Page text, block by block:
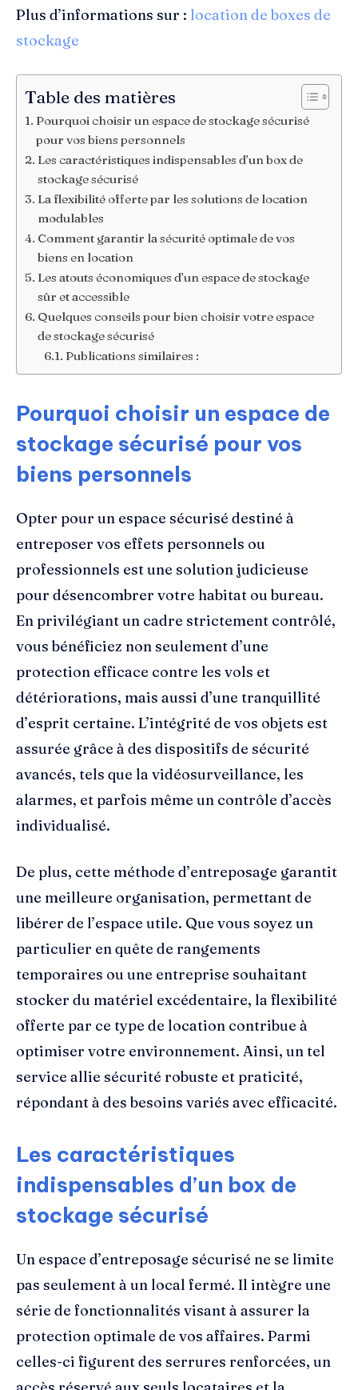
Plus d’informations sur : location de boxes de
stockage
Table des matières
Pourquoi choisir un espace de stockage sécurisé
pour vos biens personnels
Les caractéristiques indispensables d’un box de
stockage sécurisé
La flexibilité offerte par les solutions de location
modulables
Comment garantir la sécurité optimale de vos
biens en location
Les atouts économiques d’un espace de stockage
sûr et accessible
Quelques conseils pour bien choisir votre espace
de stockage sécurisé
Publications similaires :
Pourquoi choisir un espace de
stockage sécurisé pour vos
biens personnels
Opter pour un espace sécurisé destiné à
entreposer vos effets personnels ou
professionnels est une solution judicieuse
pour désencombrer votre habitat ou bureau.
En privilégiant un cadre strictement contrôlé,
vous bénéficiez non seulement d’une
protection efficace contre les vols et
détériorations, mais aussi d’une tranquillité
d’esprit certaine. L’intégrité de vos objets est
assurée grâce à des dispositifs de sécurité
avancés, tels que la vidéosurveillance, les
alarmes, et parfois même un contrôle d’accès
individualisé.
De plus, cette méthode d’entreposage garantit
une meilleure organisation, permettant de
libérer de l’espace utile. Que vous soyez un
particulier en quête de rangements
temporaires ou une entreprise souhaitant
stocker du matériel excédentaire, la flexibilité
offerte par ce type de location contribue à
optimiser votre environnement. Ainsi, un tel
service allie sécurité robuste et praticité,
répondant à des besoins variés avec efficacité.
Les caractéristiques
indispensables d’un box de
stockage sécurisé
Un espace d’entreposage sécurisé ne se limite
pas seulement à un local fermé. Il intègre une
série de fonctionnalités visant à assurer la
protection optimale de vos affaires. Parmi
celles-ci figurent des serrures renforcées, un